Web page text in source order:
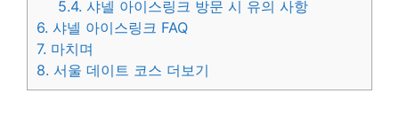
5.4. 샤넬 아이스링크 방문 시 유의 사항
6. 샤넬 아이스링크 FAQ
7. 마치며
8. 서울 데이트 코스 더보기